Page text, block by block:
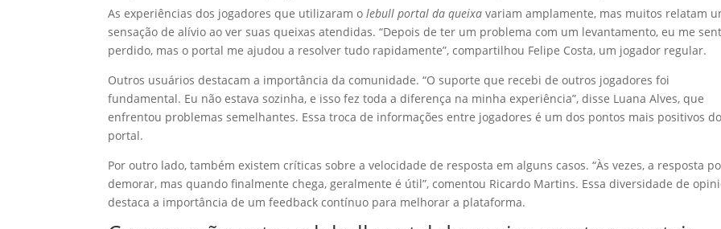
As experiências dos jogadores que utilizaram olebull portal da queixa variam amplamente, mas muitos relatam
sensação de alívio ao ver suas queixas atendidas. “Depois de ter um problema com um levantamento, eu me
perdido, mas o portal me ajudou a resolver tudo rapidamente”, compartilhou Felipe Costa, um jogador regular.
Outros usuários destacam a importância da comunidade. “O suporte que recebi de outros jogadores foi
fundamental. Eu não estava sozinha, e isso fez toda a diferença na minha experiência”, disse Luana Alves, que
enfrentou problemas semelhantes. Essa troca de informações entre jogadores é um dos pontos mais positivos do
portal.
Por outro lado, também existem críticas sobre a velocidade de resposta em alguns casos. “Às vezes, a resposta
demorar, mas quando finalmente chega, geralmente é útil”, comentou Ricardo Martins. Essa diversidade de
destaca a importância de um feedback contínuo para melhorar a plataforma.